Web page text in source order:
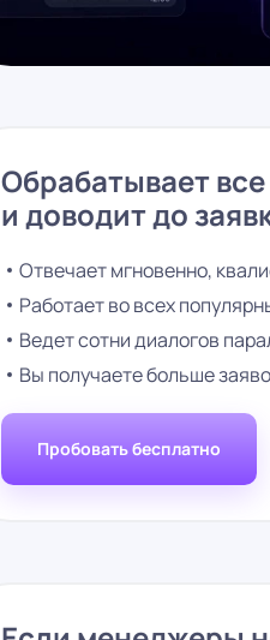
Обрабатывает
и доводит до
Отвечает мгновенно,
Работает во всех
Ведет сотни диалогов
Вы получаете больше
Пробовать бесплатно